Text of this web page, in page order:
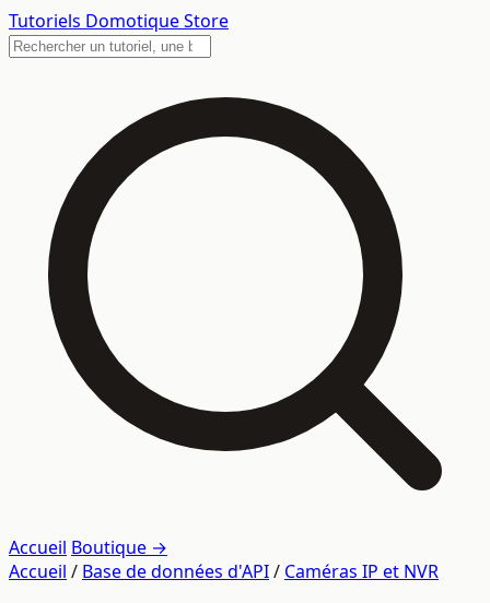
Tutoriels Domotique Store
Accueil Boutique →
Accueil / Base de données d'API/ Caméras IP et NVR